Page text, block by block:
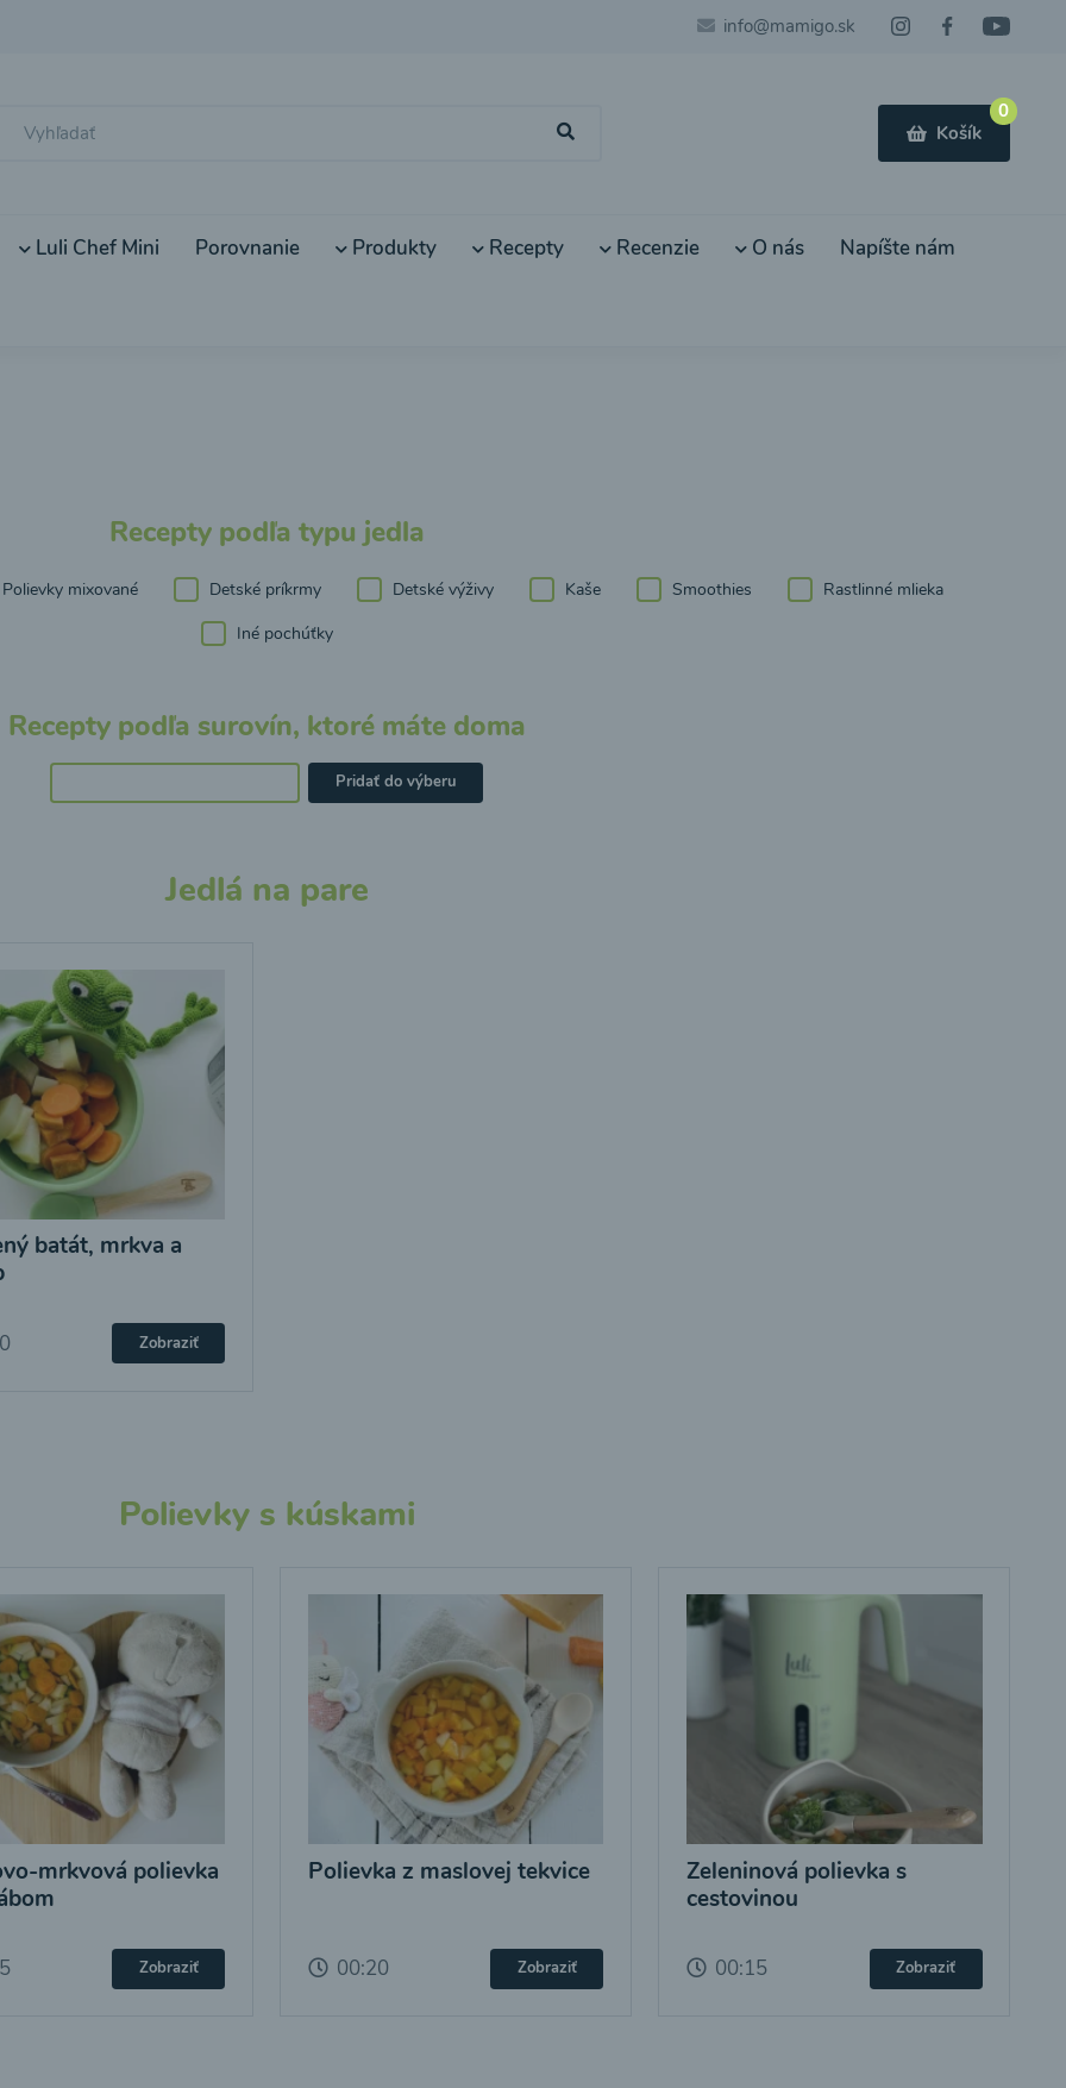
info@mamigo.sk
0
Košík
Luli Chef Mini Porovnanie Produkty Recepty Recenzie O nás Napíšte nám
Recepty podľa typu jedla
Polievky mixované Detské príkrmy Detské výživy Kaše Smoothies
Rastlinné mlieka
Iné pochúťky
Recepty podľa surovín, ktoré máte doma
Pridať do výberu
Jedlá na pare
batát, mrkva a
Zobraziť
Polievky s kúskami
mrkvová polievka
Zobraziť
Polievka z maslovej tekvice
00:20 Zobraziť
Zeleninová polievka s
cestovinou
00:15 Zobraziť